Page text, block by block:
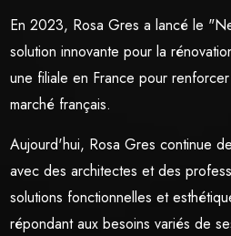
En 2023, Rosa Gres a lancé le
solution innovante pour la
une filiale en France pour
marché français.
Aujourd'hui, Rosa Gres continue
avec des architectes et des
solutions fonctionnelles et
répondant aux besoins variés de